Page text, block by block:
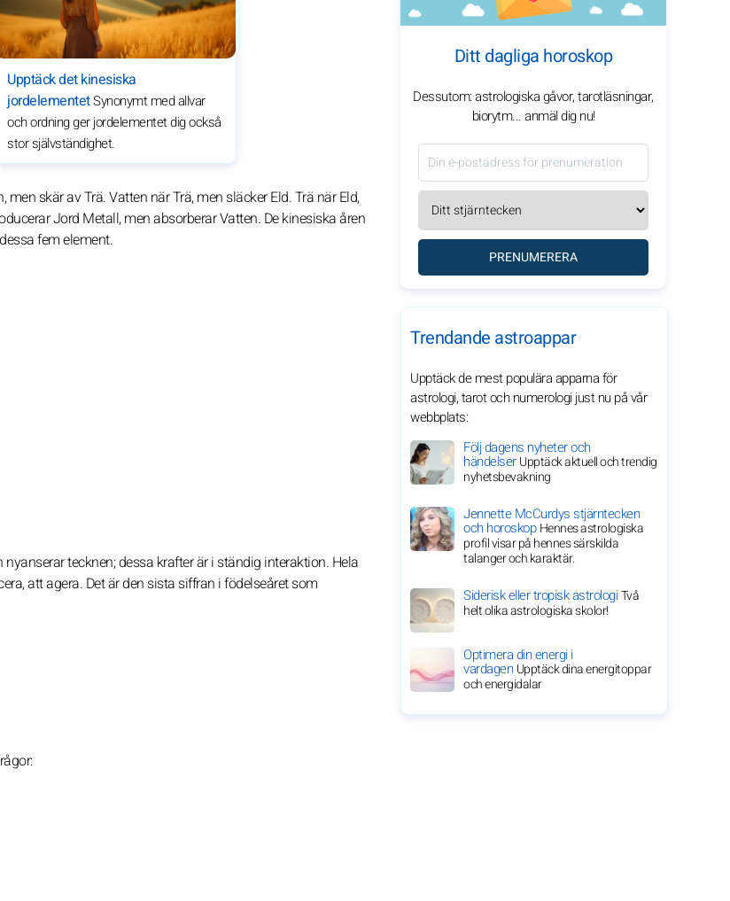
Upptäck det kinesiska
jordelementetSynonymt med allvar
och ordning ger jordelementet dig också
stor självständighet.
skär av Trä. Vatten när Trä, men släcker Eld. Trä när Eld,
Jord Metall, men absorberar Vatten. De kinesiska åren
fem element.
tecknen; dessa krafter är i ständig interaktion. Hela
att agera. Det är den sista siffran i födelseåret som
Ditt dagliga horoskop
Dessutom: astrologiska gåvor, tarotläsningar,
biorytm... anmäl dig nu!
PRENUMERERA
Trendande astroappar
Upptäck de mest populära apparna för
astrologi, tarot och numerologi just nu på vår
webbplats:
Följ dagens nyheter och
händelserUpptäck aktuell och trendig
nyhetsbevakning
Jennette McCurdys stjärntecken
och horoskopHennes astrologiska
profil visar på hennes särskilda
talanger och karaktär.
Siderisk eller tropisk astrologiTvå
helt olika astrologiska skolor!
Optimera din energi i
vardagenUpptäck dina energitoppar
och energidalar